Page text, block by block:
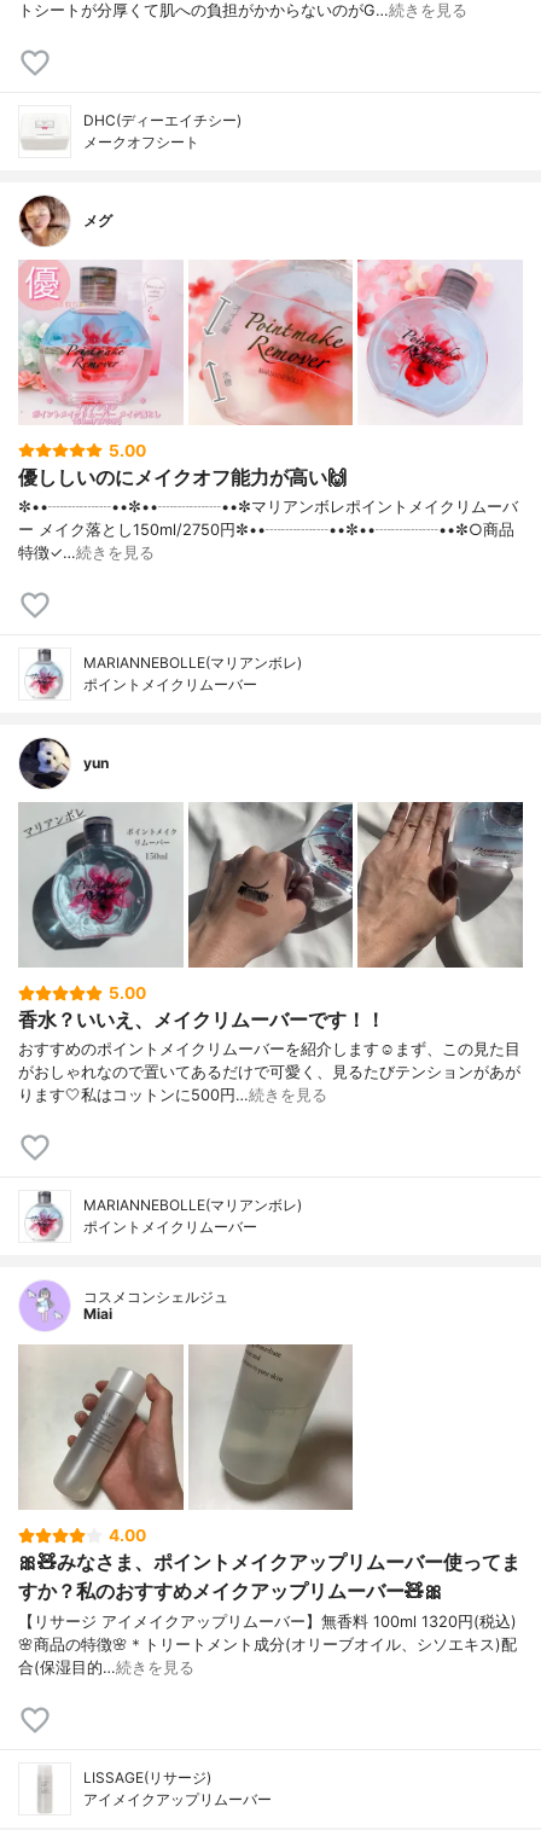
トシートが分厚くて肌への負担がかからないのがG…続きを見る
DHC(ディーエイチシー)
メークオフシート
メグ
5.00
優ししいのにメイクオフ能力が高い🙌
✼••┈┈┈┈••✼••┈┈┈┈••✼マリアンボレポイントメイクリムーバ
ー メイク落とし150ml/2750円✼••┈┈┈┈••✼••┈┈┈┈••✼○商品
特徴✓…続きを見る
MARIANNEBOLLE(マリアンボレ)
ポイントメイクリムーバー
yun
5.00
香水？いいえ、メイクリムーバーです！！
おすすめのポイントメイクリムーバーを紹介します☺︎まず、この見た目
がおしゃれなので置いてあるだけで可愛く、見るたびテンションがあが
ります🤍私はコットンに500円…続きを見る
MARIANNEBOLLE(マリアンボレ)
ポイントメイクリムーバー
コスメコンシェルジュ
Miai
4.00
🎀🧸みなさま、ポイントメイクアップリムーバー使ってま
すか？私のおすすめメイクアップリムーバー🧸🎀
【リサージ アイメイクアップリムーバー】無香料 100ml 1320円(税込)
🌸商品の特徴🌸＊トリートメント成分(オリーブオイル、シソエキス)配
合(保湿目的…続きを見る
LISSAGE(リサージ)
アイメイクアップリムーバー